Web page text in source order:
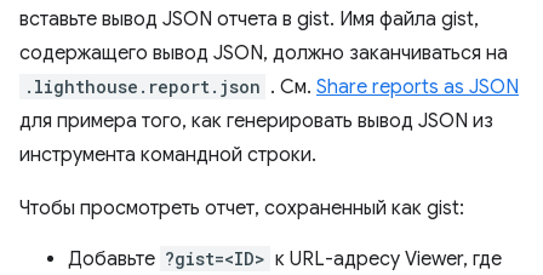
вставьте вывод JSON отчета в gist. Имя файла gist,
содержащего вывод JSON, должно заканчиваться на
.lighthouse.report.json . См. Share reports as JSON
для примера того, как генерировать вывод JSON из
инструмента командной строки.
Чтобы просмотреть отчет, сохраненный как gist:
Добавьте ?gist=<ID> к URL-адресу Viewer, где